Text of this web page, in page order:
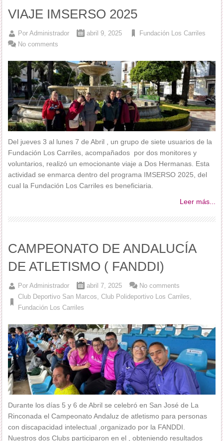
VIAJE IMSERSO 2025
PorAdministrador abril 9, 2025
Fundación Los Carriles
No comments
Del jueves 3 al lunes 7 de Abril , un grupo de siete usuarios de la
Fundación Los Carriles, acompañados por dos monitores y
voluntarios, realizó un emocionante viaje a Dos Hermanas. Esta
actividad se enmarca dentro del programa IMSERSO 2025, del
cual la Fundación Los Carriles es beneficiaria.
Leer más...
CAMPEONATO DE ANDALUCÍA
DE ATLETISMO ( FANDDI)
PorAdministrador
abril 7, 2025
Club Deportivo San Marcos,Club Polideportivo Los Carriles,
Fundación Los Carriles
No comments
Durante los días 5 y 6 de Abril se celebró en San José de La
Rinconada el Campeonato Andaluz de atletismo para personas
con discapacidad intelectual ,organizado por la FANDDI.
Nuestros dos Clubs participaron en el , obteniendo resultados